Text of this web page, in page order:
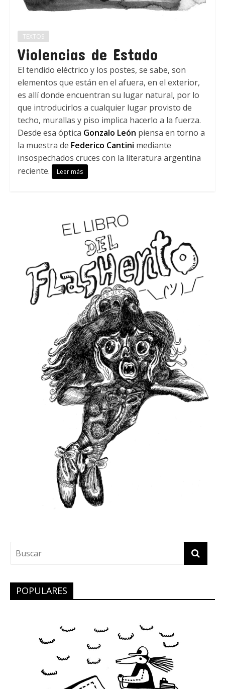
TEXTOS
Violencias de Estado
El tendido eléctrico y los postes, se sabe, son
elementos que están en el afuera, en el exterior,
es allí donde encuentran su lugar natural, por lo
que introducirlos a cualquier lugar provisto de
techo, murallas y piso implica hacerlo a la fuerza.
Desde esa óptica Gonzalo León piensa en torno a
la muestra de Federico Cantini mediante
insospechados cruces con la literatura argentina
reciente.
Leer más
POPULARES